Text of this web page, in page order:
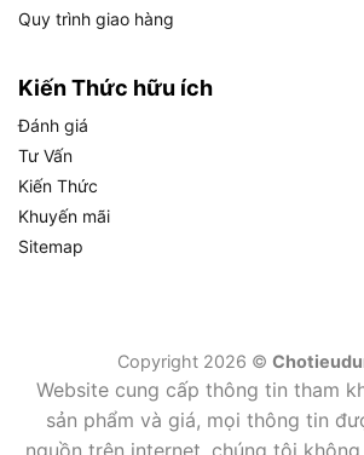
xăng
nhớt
0.58 lít
Thời gian hoạt
động liên tục
Bảng trên tóm tắt toàn bộ
Điểm đáng chú ý nhất ở GP160H
máy nghiêng 25 độ. Đây không
tiện mà là tính toán kỹ thuật
nghiêng này tối ưu hóa vị trí
Quy trình giao hàng
Kiến Thức hữu ích
Đánh giá
Tư Vấn
Kiến Thức
Khuyến mãi
Sitemap
Copyright 2026 ©
Website cung cấp thông tin tham
sản phẩm và giá, mọi thông tin
nguồn trên internet, chúng tôi